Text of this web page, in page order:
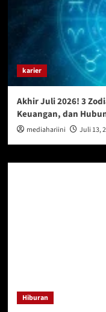
karier
Akhir Juli 2026! 3
Keuangan, dan
mediahariini Juli 13,
Hiburan